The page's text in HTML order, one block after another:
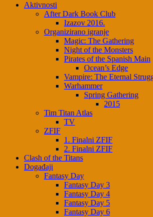
Aktivnosti
After Dark Book Club
Izazov 2016.
Organizirano igranje
Magic: The Gathering
Night of the Monsters
Pirates of the Spanish Main
Ocean’s Edge
Vampire: The Eternal
Warhammer
Spring Gathering
2015
Tim Titan Atlas
TV
ZFIF
1. Finalni ZFIF
2. Finalni ZFIF
Clash of the Titans
Događaji
Fantasy Day
Fantasy Day 3
Fantasy Day 4
Fantasy Day 5
Fantasy Day 6